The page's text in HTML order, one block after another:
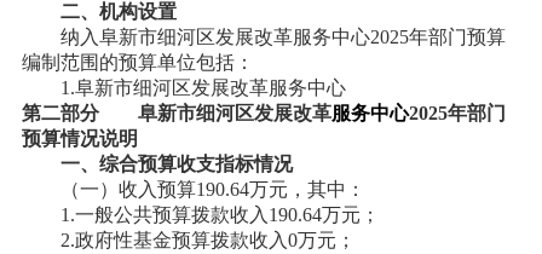
二、机构设置
纳入阜新市细河区发展改革服务中心2025年部门预算
编制范围的预算单位包括：
1.阜新市细河区发展改革服务中心
第二部分 阜新市细河区发展改革服务中心2025年部门
预算情况说明
一、综合预算收支指标情况
（一）收入预算190.64万元，其中：
1.一般公共预算拨款收入 190.64万元；
2.政府性基金预算拨款收入0万元；